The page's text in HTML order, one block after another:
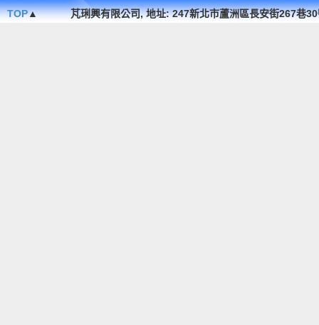
TOP▲ 芃琍興有限公司, 地址: 247新北市蘆洲區長安街267